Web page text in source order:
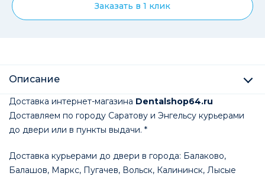
Заказать в 1 клик
Описание
Доставка интернет-магазина Dentalshop64.ru
Доставляем по городу Саратову и Энгельсу курьерами
до двери или в пункты выдачи. *
Доставка курьерами до двери в города: Балаково,
Балашов, Маркс, Пугачев, Вольск, Калининск, Лысые